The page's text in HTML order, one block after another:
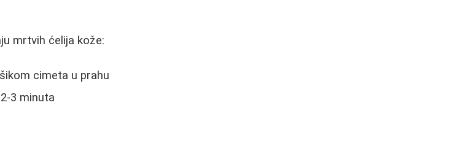
mrtvih ćelija kože:
cimeta u prahu
3 minuta